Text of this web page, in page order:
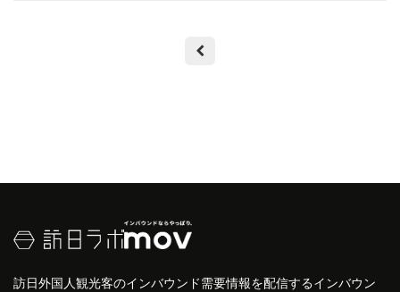
訪日外国人観光客のインバウンド需要情報を配信するインバウン